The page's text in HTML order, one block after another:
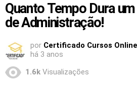
Quanto Tempo Dura
de Administração!
por Certificado Cursos Online
há 3 anos
1.6k Visualizações